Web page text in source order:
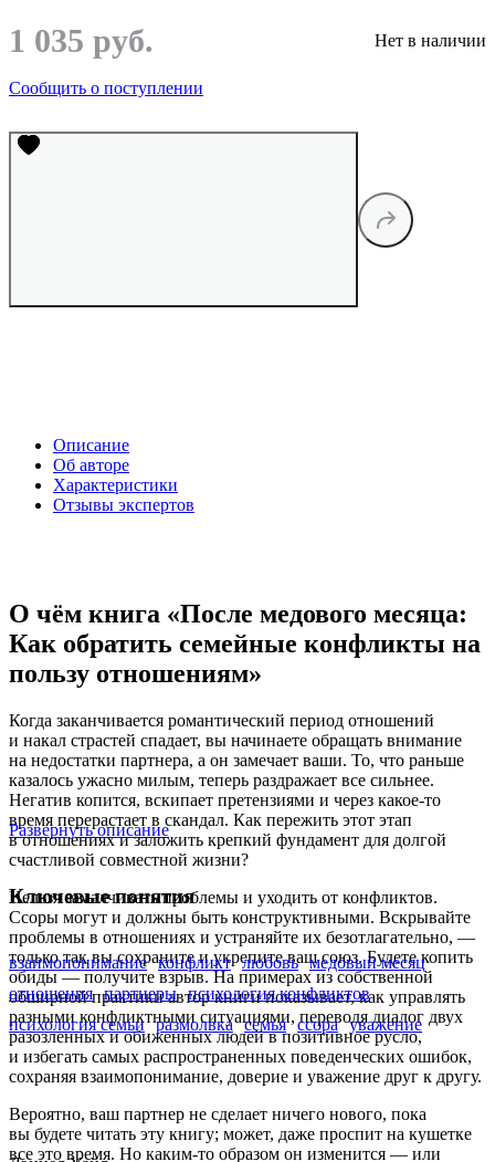
1 035 руб. Нет в наличии
Сообщить о поступлении
Описание
Об авторе
Характеристики
Отзывы экспертов
О чём книга «После медового месяца:
Как обратить семейные конфликты на
пользу отношениям»
Когда заканчивается романтический период отношений
и накал страстей спадает, вы начинаете обращать внимание
на недостатки партнера, а он замечает ваши. То, что раньше
казалось ужасно милым, теперь раздражает все сильнее.
Негатив копится, вскипает претензиями и через какое-то
время перерастает в скандал. Как пережить этот этап
в отношениях и заложить крепкий фундамент для долгой
счастливой совместной жизни?
Нельзя замалчивать проблемы и уходить от конфликтов.
Ссоры могут и должны быть конструктивными. Вскрывайте
проблемы в отношениях и устраняйте их безотлагательно, ―
только так вы сохраните и укрепите ваш союз. Будете копить
обиды ― получите взрыв. На примерах из собственной
обширной практики автор книги показывает, как управлять
разными конфликтными ситуациями, переводя диалог двух
разозленных и обиженных людей в позитивное русло,
и избегать самых распространенных поведенческих ошибок,
сохраняя взаимопонимание, доверие и уважение друг к другу.
Вероятно, ваш партнер не сделает ничего нового, пока
вы будете читать эту книгу; может, даже проспит на кушетке
все это время. Но каким-то образом он изменится — или
Развернуть описание
Ключевые понятия
взаимопонимание конфликт любовь медовый месяц
отношения партнеры психология конфликтов
психология семьи размолвка семья ссора уважение